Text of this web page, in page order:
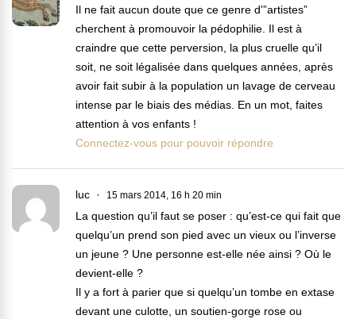
Il ne fait aucun doute que ce genre d'”artistes”
cherchent à promouvoir la pédophilie. Il est à
craindre que cette perversion, la plus cruelle qu’il
soit, ne soit légalisée dans quelques années, après
avoir fait subir à la population un lavage de cerveau
intense par le biais des médias. En un mot, faites
attention à vos enfants !
Connectez-vous pour pouvoir répondre
luc 15 mars 2014, 16 h 20 min
La question qu’il faut se poser : qu’est-ce qui fait que
quelqu’un prend son pied avec un vieux ou l’inverse
un jeune ? Une personne est-elle née ainsi ? Où le
devient-elle ?
Il y a fort à parier que si quelqu’un tombe en extase
devant une culotte, un soutien-gorge rose ou